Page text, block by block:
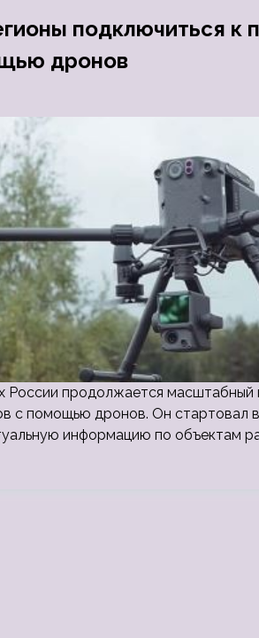
подключиться к
дронов
России продолжается масштабный
с помощью дронов. Он стартовал
информацию по объектам